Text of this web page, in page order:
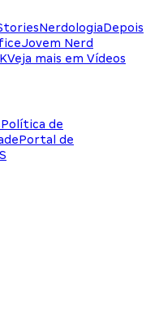
NerdologiaDepois
Jovem Nerd
Veja mais em Vídeos
Política de
Portal de